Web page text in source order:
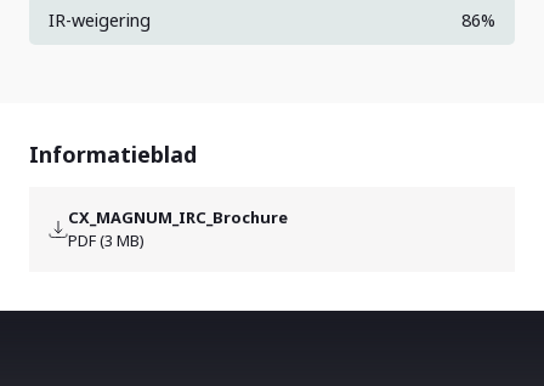
IR-weigering 86%
Informatieblad
CX_MAGNUM_IRC_Brochure
PDF (3 MB)